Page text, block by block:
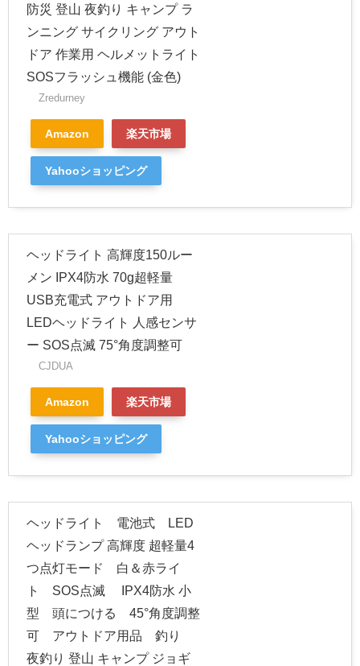
防災 登山 夜釣り キャンプ ラ
ンニング サイクリング アウト
ドア 作業用 ヘルメットライト
SOSフラッシュ機能 (金色)
Zredurney
Amazon 楽天市場
Yahooショッピング
ヘッドライト 高輝度150ルー
メン IPX4防水 70g超軽量
USB充電式 アウトドア用
LEDヘッドライト 人感センサ
ー SOS点滅 75°角度調整可
CJDUA
Amazon 楽天市場
Yahooショッピング
ヘッドライト 電池式 LED
ヘッドランプ 高輝度 超軽量4
つ点灯モード 白＆赤ライ
ト SOS点滅 IPX4防水 小
型 頭につける 45°角度調整
可 アウトドア用品 釣り
夜釣り 登山 キャンプ ジョギ